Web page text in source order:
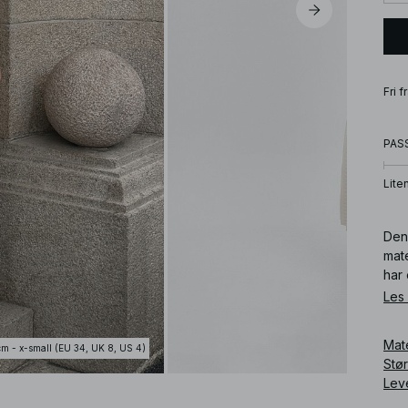
- x-small (EU 34, UK 8, US 4)
Fri
har
Les